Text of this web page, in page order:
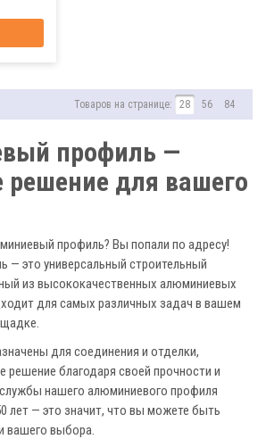
Товаров на странице: 28 56 84
профиль —
решение для вашего
профиль? Вы попали по адресу!
это универсальный строительный
из высококачественных алюминиевых
для самых различных задач в вашем
для соединения и отделки,
решение благодаря своей прочности и
нашего алюминиевого профиля
лет — это значит, что вы можете быть
вашего выбора.